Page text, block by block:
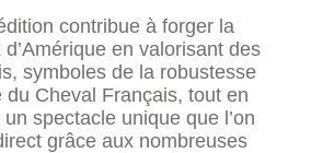
contribue à forger la
d’Amérique en valorisant des
symboles de la robustesse
du Cheval Français, tout en
spectacle unique que l’on
grâce aux nombreuses